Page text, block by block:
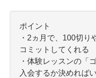
ポイント
・2ヵ月で、100切り
コミットしてくれる
・体験レッスンの「
入会するか決めれば